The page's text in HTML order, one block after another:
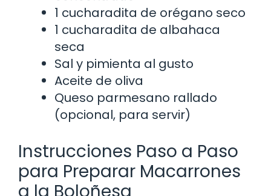
1 cucharadita de orégano seco
1 cucharadita de albahaca
seca
Sal y pimienta al gusto
Aceite de oliva
Queso parmesano rallado
(opcional, para servir)
Instrucciones Paso a Paso
para Preparar Macarrones